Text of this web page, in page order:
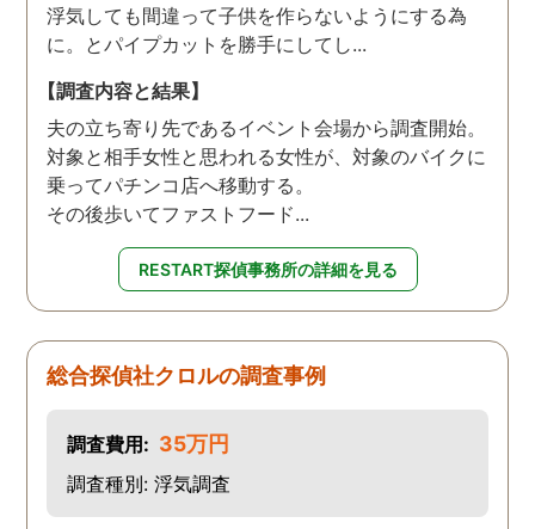
浮気しても間違って子供を作らないようにする為
に。とパイプカットを勝手にしてし...
【調査内容と結果】
夫の立ち寄り先であるイベント会場から調査開始。
対象と相手女性と思われる女性が、対象のバイクに
乗ってパチンコ店へ移動する。
その後歩いてファストフード...
RESTART探偵事務所の詳細を見る
総合探偵社クロルの調査事例
調査費用: 35万円
調査種別: 浮気調査